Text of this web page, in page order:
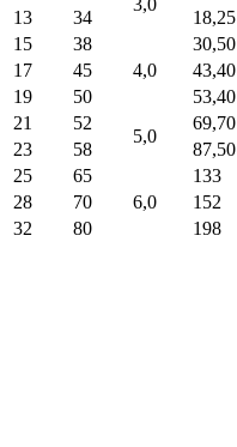
13
34 18,25
15
38
4,0
30,50
17
45 43,40
19
50 53,40
21
52
5,0
69,70
23
58 87,50
25
65
6,0
133
28
70 152
32
80 198